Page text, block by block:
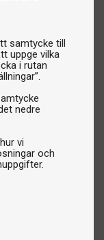
samtycke till
uppge vilka
i rutan
nedre
vi
och